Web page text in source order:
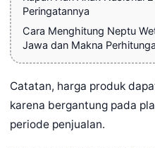
Peringatannya
Cara Menghitung Neptu
Jawa dan Makna
Catatan, harga produk
karena bergantung pada
periode penjualan.